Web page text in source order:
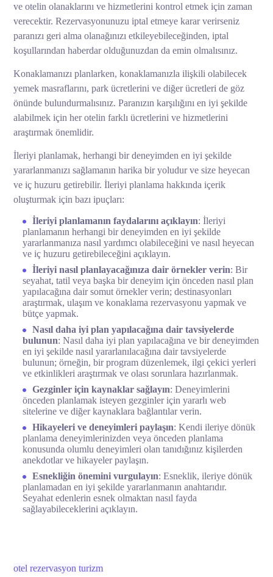
ve otelin olanaklarını ve hizmetlerini kontrol etmek için zaman
verecektir. Rezervasyonunuzu iptal etmeye karar verirseniz
paranızı geri alma olanağınızı etkileyebileceğinden, iptal
koşullarından haberdar olduğunuzdan da emin olmalısınız.
Konaklamanızı planlarken, konaklamanızla ilişkili olabilecek
yemek masraflarını, park ücretlerini ve diğer ücretleri de göz
önünde bulundurmalısınız. Paranızın karşılığını en iyi şekilde
alabilmek için her otelin farklı ücretlerini ve hizmetlerini
araştırmak önemlidir.
İleriyi planlamak, herhangi bir deneyimden en iyi şekilde
yararlanmanızı sağlamanın harika bir yoludur ve size heyecan
ve iç huzuru getirebilir. İleriyi planlama hakkında içerik
oluşturmak için bazı ipuçları:
İleriyi planlamanın faydalarını açıklayın: İleriyi
planlamanın herhangi bir deneyimden en iyi şekilde
yararlanmanıza nasıl yardımcı olabileceğini ve nasıl heyecan
ve iç huzuru getirebileceğini açıklayın.
İleriyi nasıl planlayacağınıza dair örnekler verin: Bir
seyahat, tatil veya başka bir deneyim için önceden nasıl plan
yapılacağına dair somut örnekler verin; destinasyonları
araştırmak, ulaşım ve konaklama rezervasyonu yapmak ve
bütçe yapmak.
Nasıl daha iyi plan yapılacağına dair tavsiyelerde
bulunun: Nasıl daha iyi plan yapılacağına ve bir deneyimden
en iyi şekilde nasıl yararlanılacağına dair tavsiyelerde
bulunun; örneğin, bir program düzenlemek, ilgi çekici yerleri
ve etkinlikleri araştırmak ve olası sorunlara hazırlanmak.
Gezginler için kaynaklar sağlayın: Deneyimlerini
önceden planlamak isteyen gezginler için yararlı web
sitelerine ve diğer kaynaklara bağlantılar verin.
Hikayeleri ve deneyimleri paylaşın: Kendi ileriye dönük
planlama deneyimlerinizden veya önceden planlama
konusunda olumlu deneyimleri olan tanıdığınız kişilerden
anekdotlar ve hikayeler paylaşın.
Esnekliğin önemini vurgulayın: Esneklik, ileriye dönük
planlamadan en iyi şekilde yararlanmanın anahtarıdır.
Seyahat edenlerin esnek olmaktan nasıl fayda
sağlayabileceklerini açıklayın.
otel rezervasyon turizm